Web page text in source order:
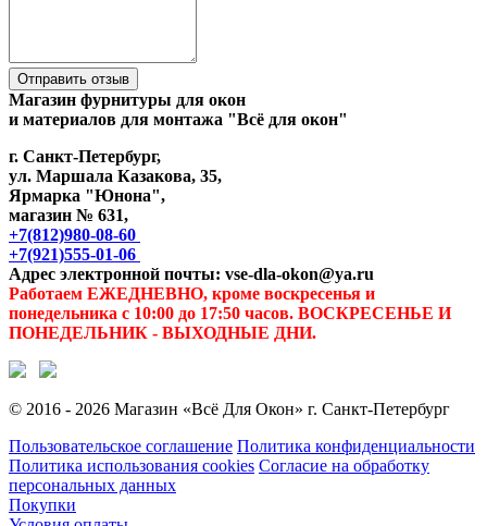
Отправить отзыв
Магазин фурнитуры для окон
и материалов для монтажа "Всё для окон"
г. Санкт-Петербург,
ул. Маршала Казакова, 35,
Ярмарка "Юнона",
магазин № 631,
+7(812)980-08-60
+7(921)555-01-06
Адрес электронной почты: vse-dla-okon@ya.ru
Работаем ЕЖЕДНЕВНО, кроме воскресенья и
понедельника с 10:00 до 17:50 часов. ВОСКРЕСЕНЬЕ И
ПОНЕДЕЛЬНИК - ВЫХОДНЫЕ ДНИ.
© 2016 - 2026 Магазин «Всё Для Окон» г. Санкт-Петербург
Пользовательское соглашение Политика конфиденциальности
Политика использования cookies Согласие на обработку
персональных данных
Покупки